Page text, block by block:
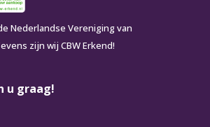
Nederlandse Vereniging van
zijn wij CBW Erkend!
u graag!